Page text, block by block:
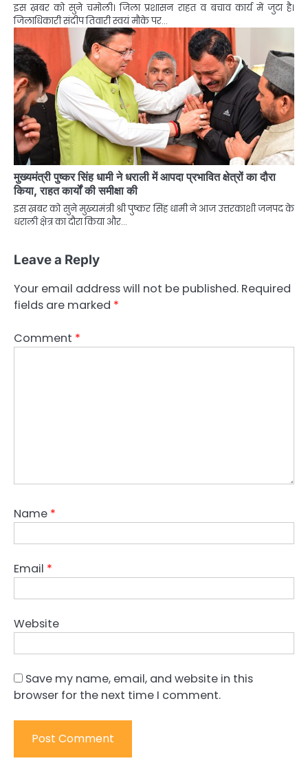
इस ख़बर को सुने चमोली। जिला प्रशासन राहत व बचाव कार्य में जुटा है।
जिलाधिकारी संदीप तिवारी स्वयं मौके पर…
मुख्यमंत्री पुष्कर सिंह धामी ने धराली में आपदा प्रभावित क्षेत्रों का दौरा
किया, राहत कार्यों की समीक्षा की
इस ख़बर को सुने मुख्यमंत्री श्री पुष्कर सिंह धामी ने आज उत्तरकाशी जनपद के
धराली क्षेत्र का दौरा किया और…
Leave a Reply
Your email address will not be published. Required
fields are marked *
Comment *
Name *
Email *
Website
Save my name, email, and website in this
browser for the next time I comment.